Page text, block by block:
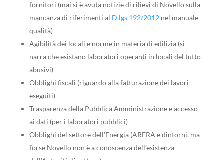
fornitori (mai si è avuta notizie di rilievi di Novello sulla
mancanza di riferimenti al D.lgs 192/2012nel manuale
qualità)
Agibilità dei locali e norme in materia di edilizia (si
narra che esistano laboratori operanti in locali del tutto
abusivi)
Obblighi fiscali (riguardo alla fatturazione dei lavori
eseguiti)
Trasparenza della Pubblica Amministrazione e accesso
ai dati (per i laboratori pubblici)
Obblighi del settore dell’Energia (ARERA e dintorni, ma
forse Novello non è a conoscenza dell’esistenza